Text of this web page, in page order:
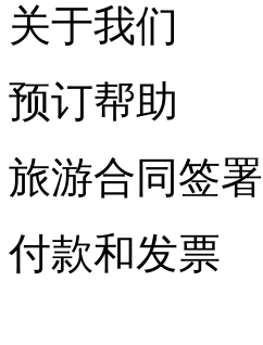
关于我们
预订帮助
旅游合同签署
付款和发票